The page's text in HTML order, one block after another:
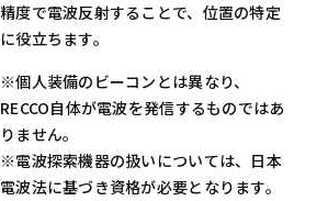
精度で電波反射することで、位置の特定
に役立ちます。
※個人装備のビーコンとは異なり、
RECCO自体が電波を発信するものではあ
りません。
※電波探索機器の扱いについては、日本
電波法に基づき資格が必要となります。